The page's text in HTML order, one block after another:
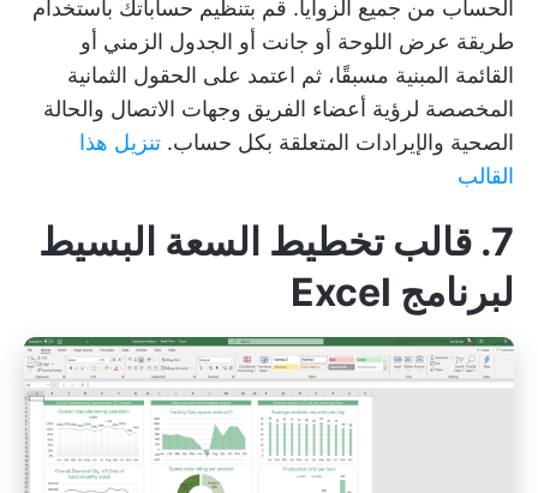
الحساب من جميع الزوايا. قم بتنظيم حساباتك باستخدام
طريقة عرض اللوحة أو جانت أو الجدول الزمني أو
القائمة المبنية مسبقًا، ثم اعتمد على الحقول الثمانية
المخصصة لرؤية أعضاء الفريق وجهات الاتصال والحالة
الصحية والإيرادات المتعلقة بكل حساب. تنزيل هذا
القالب
7. قالب تخطيط السعة البسيط
لبرنامج Excel